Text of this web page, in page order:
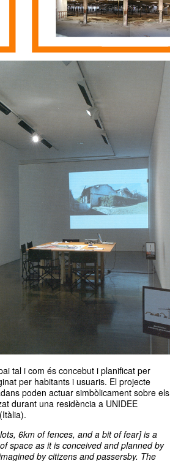
tal i com és concebut i planificat per
per habitants i usuaris. El projecte
poden actuar simbòlicament sobre els
durant una residència a UNIDEE
6km of fences, and a bit of fear]is a
space as it is conceived and planned by
by citizens and passersby. The